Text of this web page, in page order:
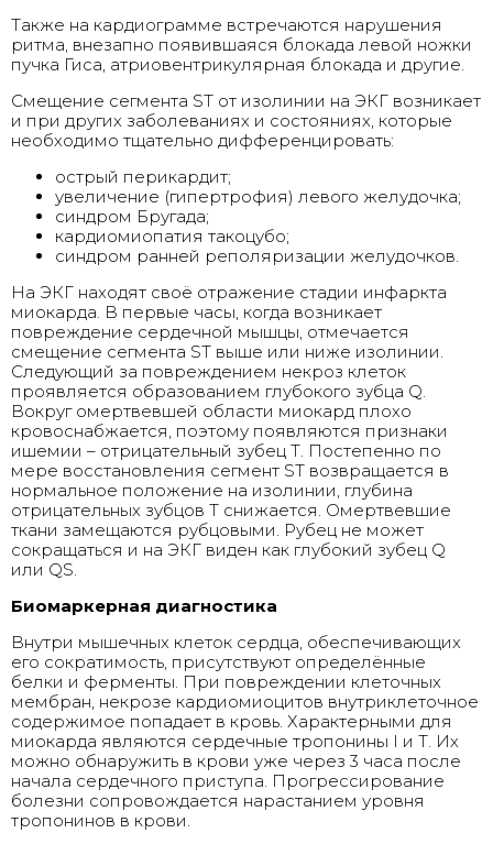
Также на кардиограмме встречаются нарушения
ритма, внезапно появившаяся блокада левой ножки
пучка Гиса, атриовентрикулярная блокада и другие.
Смещение сегмента ST от изолинии на ЭКГ возникает
и при других заболеваниях и состояниях, которые
необходимо тщательно дифференцировать:
острый перикардит;
увеличение (гипертрофия) левого желудочка;
синдром Бругада;
кардиомиопатия такоцубо;
синдром ранней реполяризации желудочков.
На ЭКГ находят своё отражение стадии инфаркта
миокарда. В первые часы, когда возникает
повреждение сердечной мышцы, отмечается
смещение сегмента ST выше или ниже изолинии.
Следующий за повреждением некроз клеток
проявляется образованием глубокого зубца Q.
Вокруг омертвевшей области миокард плохо
кровоснабжается, поэтому появляются признаки
ишемии – отрицательный зубец Т. Постепенно по
мере восстановления сегмент ST возвращается в
нормальное положение на изолинии, глубина
отрицательных зубцов Т снижается. Омертвевшие
ткани замещаются рубцовыми. Рубец не может
сокращаться и на ЭКГ виден как глубокий зубец Q
или QS.
Биомаркерная диагностика
Внутри мышечных клеток сердца, обеспечивающих
его сократимость, присутствуют определённые
белки и ферменты. При повреждении клеточных
мембран, некрозе кардиомиоцитов внутриклеточное
содержимое попадает в кровь. Характерными для
миокарда являются сердечные тропонины I и Т. Их
можно обнаружить в крови уже через 3 часа после
начала сердечного приступа. Прогрессирование
болезни сопровождается нарастанием уровня
тропонинов в крови.